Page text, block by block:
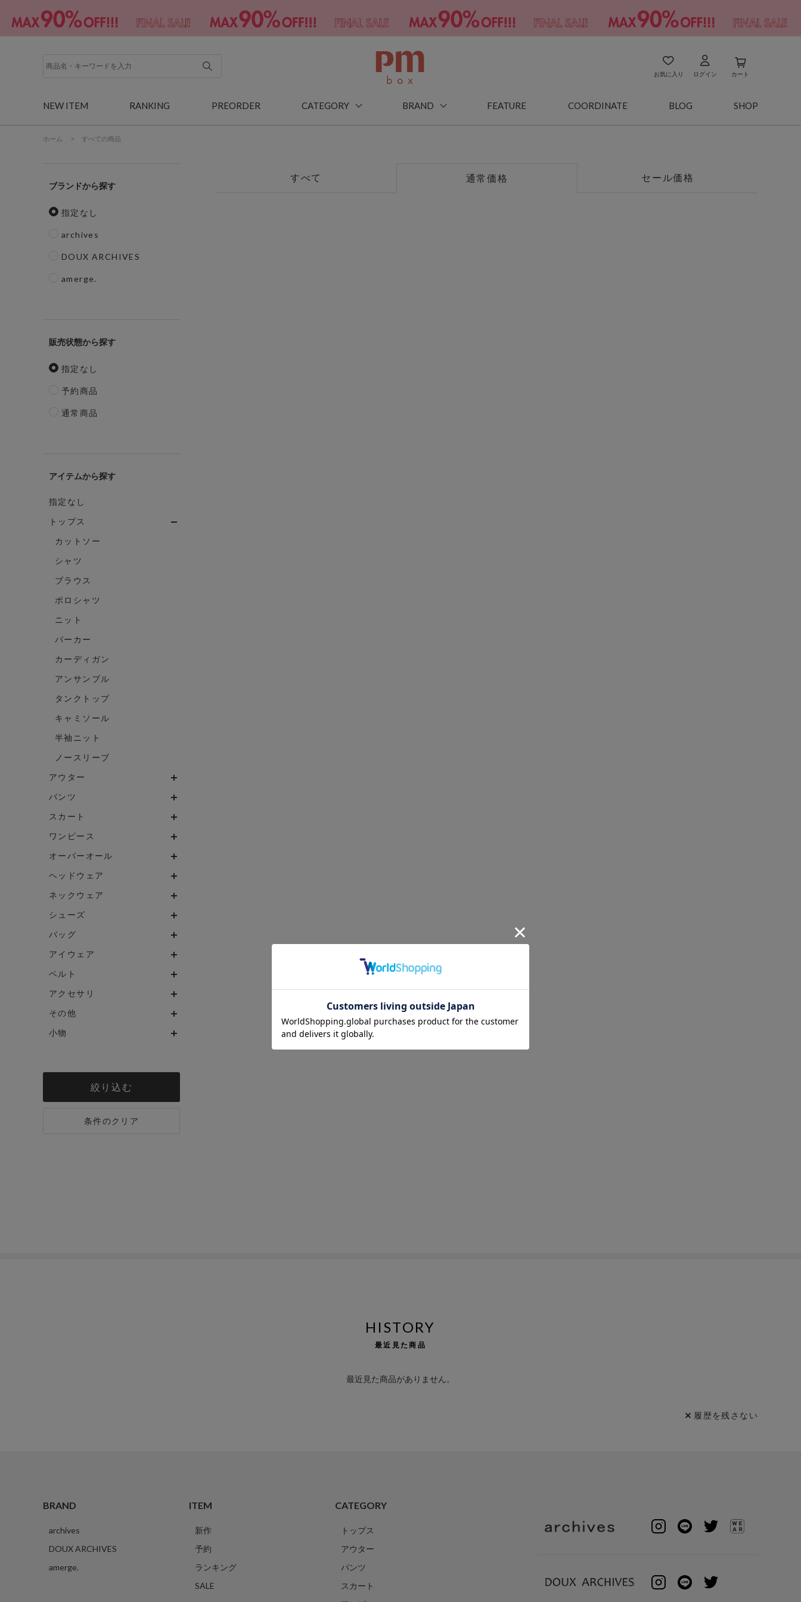
お気に入り ログイン カート
NEW ITEM RANKING PREORDER CATEGORY BRAND FEATURE COORDINATE BLOG SHOP
ホーム > すべての商品
ブランド
指定なし
archives
DOUX ARCHIVES
amerge.
販売状態
指定なし
予約商品
通常商品
アイテム
指定なし
トップス
カットソー
シャツ
ブラウス
ポロシャツ
ニット
パーカー
カーディガン
アンサンブル
タンクトップ
キャミソール
半袖ニット
ノースリーブ
アウター
パンツ
スカート
ワンピース
オーバーオール
ヘッドウェア
ネックウェア
シューズ
バッグ
アイウェア
ベルト
アクセサリ
その他
小物
絞り込む
条件のクリア
すべて 通常価格 セール価格
HISTORY
最近見た商品
最近見た商品がありません。
履歴を残さない
BRAND
archives
DOUX ARCHIVES
amerge.
ITEM
新作
予約
ランキング
SALE
CATEGORY
トップス
アウター
パンツ
スカート